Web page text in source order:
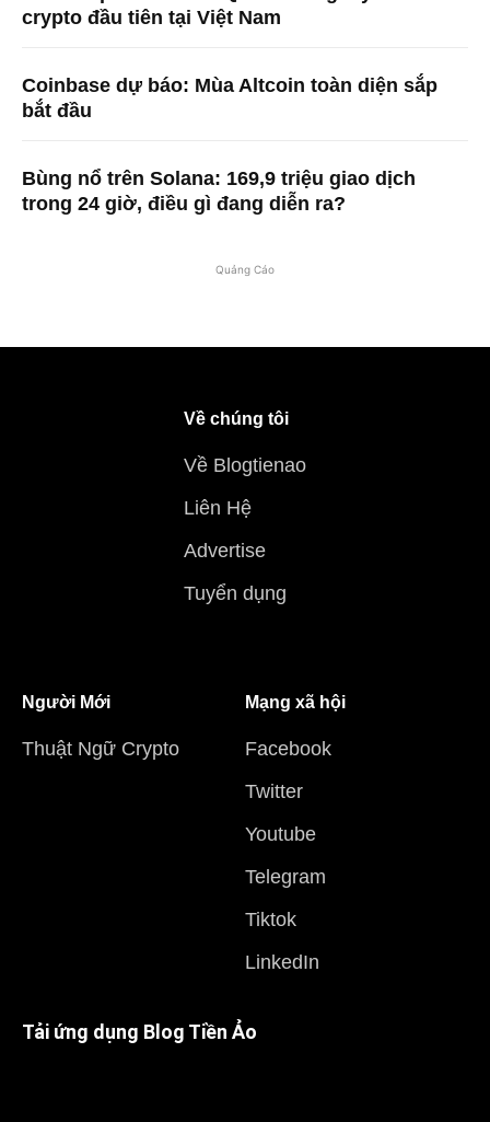
crypto đầu tiên tại Việt Nam
Coinbase dự báo: Mùa Altcoin toàn diện sắp
bắt đầu
Bùng nổ trên Solana: 169,9 triệu giao dịch
trong 24 giờ, điều gì đang diễn ra?
Quảng Cáo
Về chúng tôi
Về Blogtienao
Liên Hệ
Advertise
Tuyển dụng
Người Mới
Thuật Ngữ Crypto
Mạng xã hội
Facebook
Twitter
Youtube
Telegram
Tiktok
LinkedIn
Tải ứng dụng Blog Tiền Ảo